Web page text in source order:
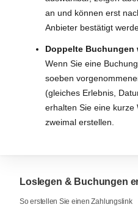
an und können erst
Anbieter bestätigt
Doppelte Buchungen
Wenn Sie eine
soeben
(gleiches Erlebnis,
erhalten Sie eine kurze
zweimal erstellen.
Loslegen & Buchungen
So erstellen Sie einen Zahlungslink